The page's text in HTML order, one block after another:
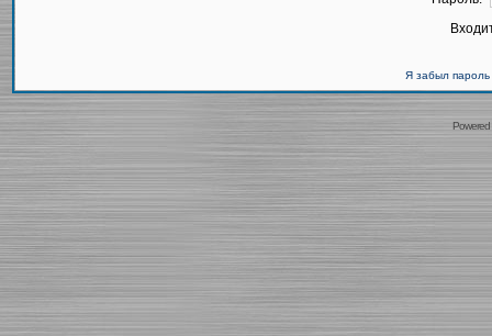
Я забыл пароль